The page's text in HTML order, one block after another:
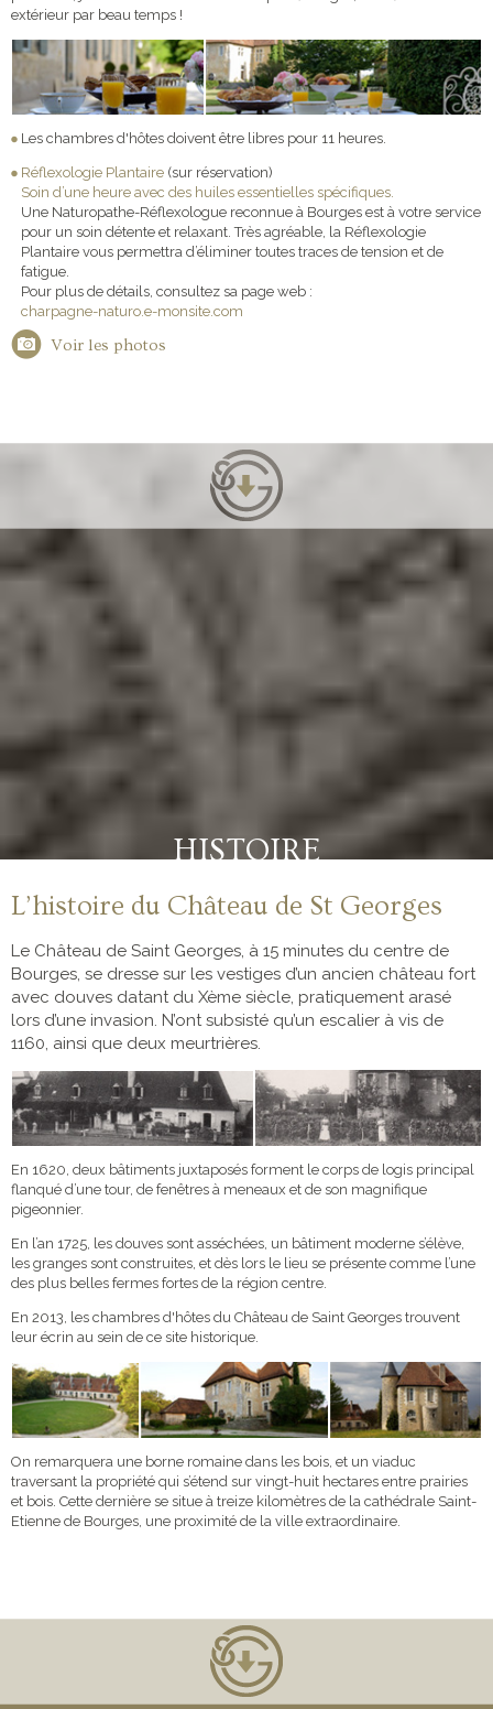
extérieur par beau temps !
Les chambres d'hôtes doivent être libres pour 11 heures.
Réflexologie Plantaire (sur réservation)
Soin d’une heure avec des huiles essentielles spécifiques.
Une Naturopathe-Réflexologue reconnue à Bourges est à votre service
pour un soin détente et relaxant. Très agréable, la Réflexologie
Plantaire vous permettra d’éliminer toutes traces de tension et de
fatigue.
Pour plus de détails, consultez sa page web :
charpagne-naturo.e-monsite.com
Voir les photos
HISTOIRE
L’histoire du Château de St Georges
Le Château de Saint Georges, à 15 minutes du centre de
Bourges, se dresse sur les vestiges d’un ancien château fort
avec douves datant du Xème siècle, pratiquement arasé
lors d’une invasion. N’ont subsisté qu’un escalier à vis de
1160, ainsi que deux meurtrières.
En 1620, deux bâtiments juxtaposés forment le corps de logis principal
flanqué d’une tour, de fenêtres à meneaux et de son magnifique
pigeonnier.
En l’an 1725, les douves sont asséchées, un bâtiment moderne s’élève,
les granges sont construites, et dès lors le lieu se présente comme l’une
des plus belles fermes fortes de la région centre.
En 2013, les chambres d'hôtes du Château de Saint Georges trouvent
leur écrin au sein de ce site historique.
On remarquera une borne romaine dans les bois, et un viaduc
traversant la propriété qui s’étend sur vingt-huit hectares entre prairies
et bois. Cette dernière se situe à treize kilomètres de la cathédrale Saint-
Etienne de Bourges, une proximité de la ville extraordinaire.